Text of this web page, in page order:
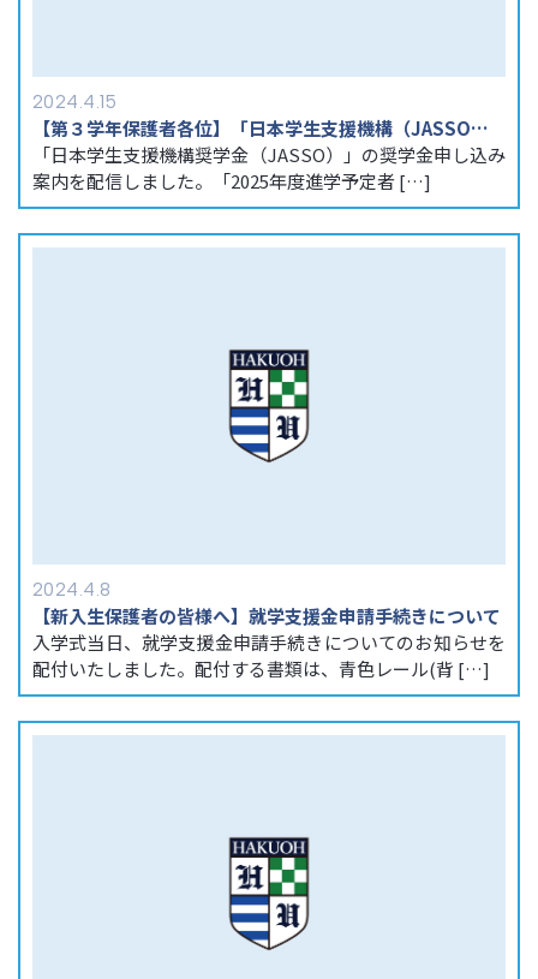
2024.4.15
【第３学年保護者各位】「日本学生支援機構（JASSO）」の奨学金案内
「日本学生支援機構奨学金（JASSO）」の奨学金申し込み
案内を配信しました。「2025年度進学予定者 […]
2024.4.8
【新入生保護者の皆様へ】就学支援金申請手続きについて
入学式当日、就学支援金申請手続きについてのお知らせを
配付いたしました。配付する書類は、青色レール(背 […]